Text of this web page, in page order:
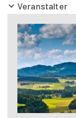
Veranstalter